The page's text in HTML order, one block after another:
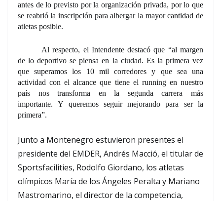
antes de lo previsto por la organización privada, por lo que
se reabrió la inscripción para albergar la mayor cantidad de
atletas posible.
Al respecto, el Intendente destacó que “al margen
de lo deportivo se piensa en la ciudad. Es la primera vez
que superamos los 10 mil corredoresy que sea una
actividad con el alcance que tiene el running en nuestro
país nos transforma en la segunda carrera más
importante. Y queremos seguir mejorando para ser la
primera”.
Junto a Montenegro estuvieron presentes el
presidente del EMDER, Andrés Macció, el titular de
Sportsfacilities, Rodolfo Giordano, los atletas
olímpicos María de los Ángeles Peralta y Mariano
Mastromarino, el director de la competencia,